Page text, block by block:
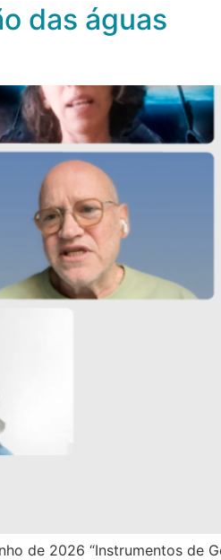
das águas
de 2026 “Instrumentos de